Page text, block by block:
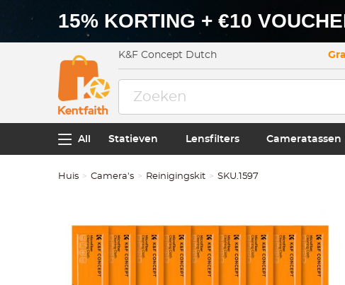
15% KORTING + €10
K&F Concept Dutch
All Statieven Lensfilters Cameratassen
Huis Camera's Reinigingskit SKU.1597